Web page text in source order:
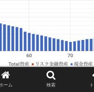
とで、90歳でも資産は
ーム 検索